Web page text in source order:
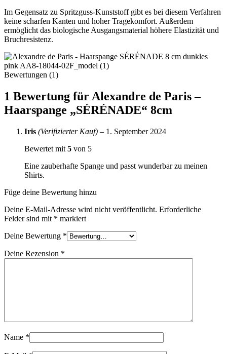
Im Gegensatz zu Spritzguss-Kunststoff gibt es bei diesem Verfahren
keine scharfen Kanten und hoher Tragekomfort. Außerdem
ermöglicht das biologische Ausgangsmaterial höhere Elastizität und
Bruchresistenz.
Bewertungen (1)
1 Bewertung fürAlexandre de Paris –
Haarspange „SÉRÉNADE“ 8cm
Iris (Verifizierter Kauf) – 1. September 2024
Bewertet mit 5 von 5
Eine zauberhafte Spange und passt wunderbar zu meinen
Shirts.
Füge deine Bewertung hinzu
Deine E-Mail-Adresse wird nicht veröffentlicht. Erforderliche
Felder sind mit * markiert
Deine Bewertung *
Deine Rezension *
Name *